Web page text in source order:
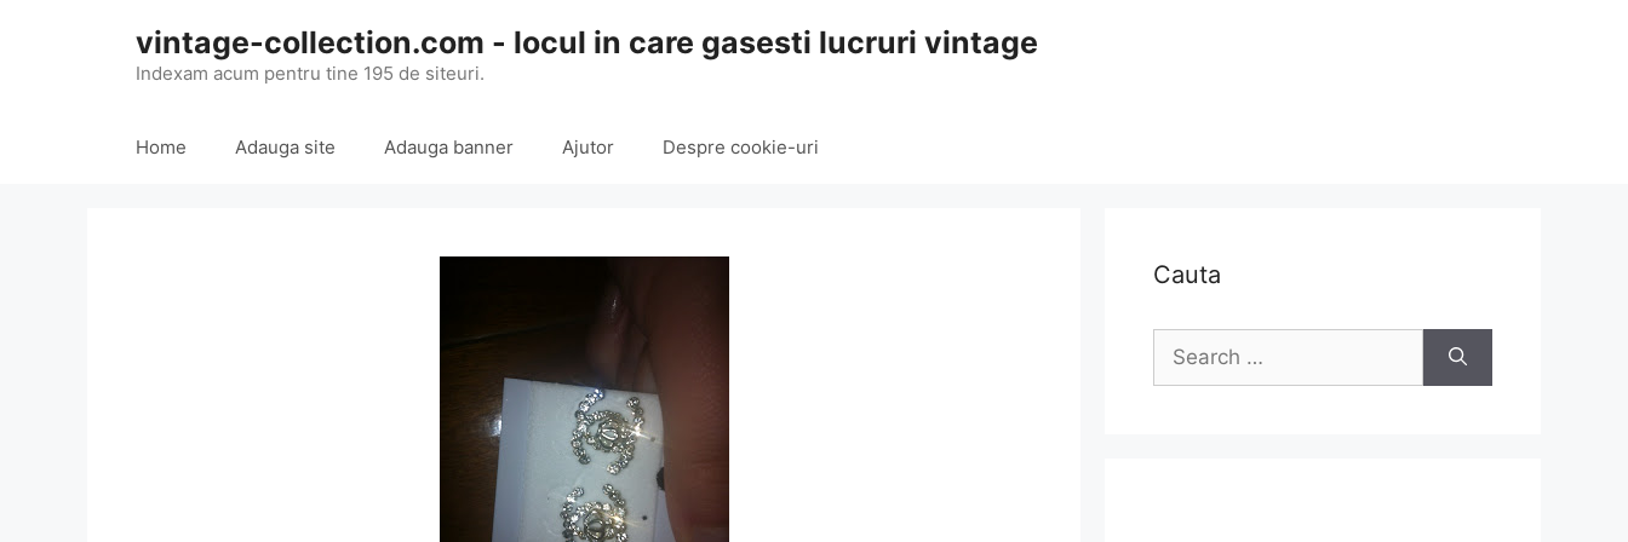
vintage-collection.com - locul in care gasesti lucruri vintage
Indexam acum pentru tine 195 de siteuri.
Home Adauga site Adauga banner Ajutor Despre cookie-uri
Cauta
Search
for: